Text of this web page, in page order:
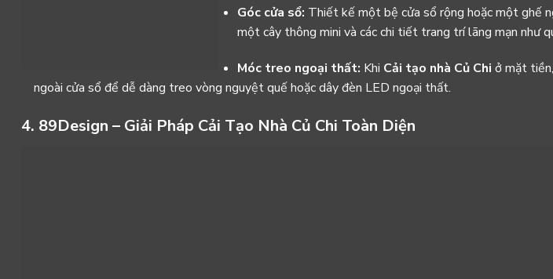
Góc cửa sổ: Thiết kế một bệ cửa sổ rộng hoặc một ghế
một cây thông mini và các chi tiết trang trí lãng mạn như
Móc treo ngoại thất: Khi Cải tạo nhà Củ Chi ở mặt
ngoài cửa sổ để dễ dàng treo vòng nguyệt quế hoặc dây đèn LED ngoại thất.
4. 89Design – Giải Pháp Cải Tạo Nhà Củ Chi Toàn Diện